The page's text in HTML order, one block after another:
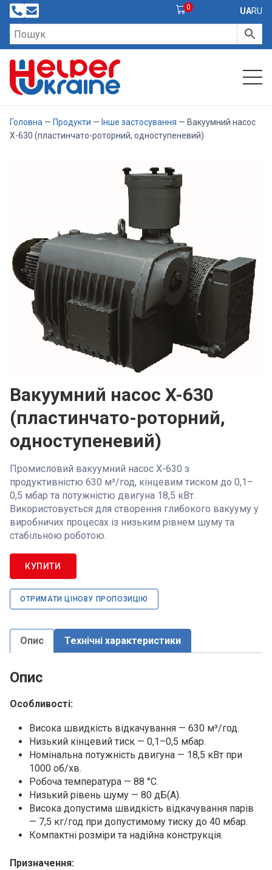
0 UARU
Головна — Продукти — Інше застосування — Вакуумний насос
X-630 (пластинчато-роторний, одноступеневий)
Вакуумний насос X-630
(пластинчато-роторний,
одноступеневий)
Промисловий вакуумний насос X-630 з
продуктивністю 630 м³/год, кінцевим тиском до 0,1–
0,5 мбар та потужністю двигуна 18,5 кВт.
Використовується для створення глибокого вакууму у
виробничих процесах із низьким рівнем шуму та
стабільною роботою.
КУПИТИ
ОТРИМАТИ ЦІНОВУ ПРОПОЗИЦІЮ
Опис Технічні характеристики
Опис
Особливості:
Висока швидкість відкачування — 630 м³/год.
Низький кінцевий тиск — 0,1–0,5 мбар.
Номінальна потужність двигуна — 18,5 кВт при
1000 об/хв.
Робоча температура — 88 °C.
Низький рівень шуму — 80 дБ(А).
Висока допустима швидкість відкачування парів
— 7,5 кг/год при допустимому тиску до 40 мбар.
Компактні розміри та надійна конструкція.
Призначення: